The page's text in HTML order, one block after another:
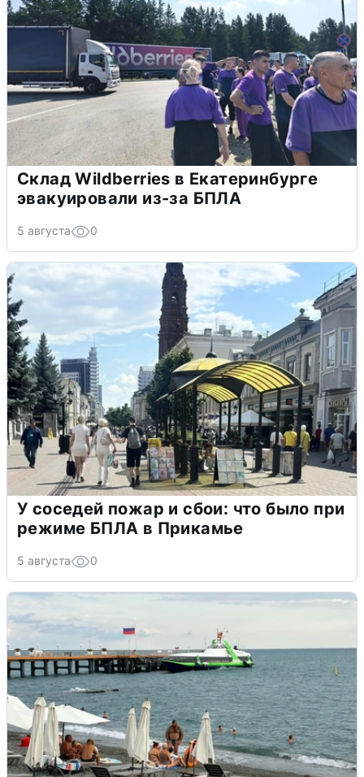
Склад Wildberries в Екатеринбурге
эвакуировали из-за БПЛА
5 августа 0
У соседей пожар и сбои: что было при
режиме БПЛА в Прикамье
5 августа 0